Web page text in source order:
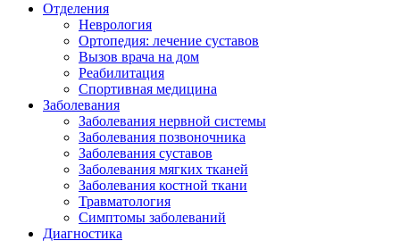
Отделения
Неврология
Ортопедия: лечение суставов
Вызов врача на дом
Реабилитация
Спортивная медицина
Заболевания
Заболевания нервной системы
Заболевания позвоночника
Заболевания суставов
Заболевания мягких тканей
Заболевания костной ткани
Травматология
Симптомы заболеваний
Диагностика